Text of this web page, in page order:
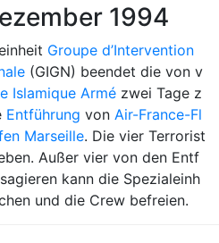
1994
Groupe d’Intervention
(GIGN) beendet die von v
Islamique Armé zwei Tage z
Entführung von Air-France-Fl
Marseille. Die vier Terrorist
Außer vier von den Entf
kann die Spezialeinh
und die Crew befreien.